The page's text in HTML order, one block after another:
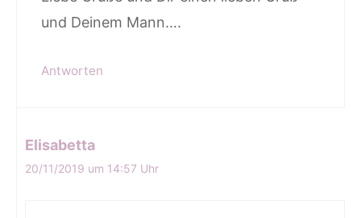
und Deinem Mann….
Antworten
Elisabetta
20/11/2019 um 14:57 Uhr